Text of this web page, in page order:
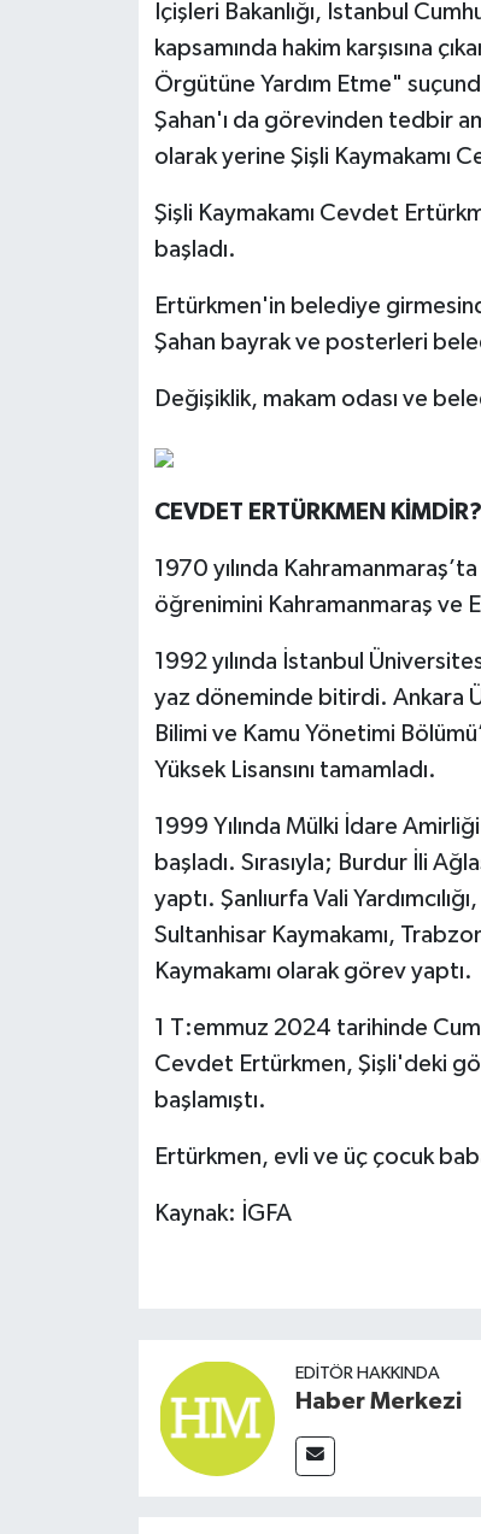
İçişleri Bakanlığı, İstanbul
kapsamında hakim karşısına
Örgütüne Yardım Etme"
Şahan'ı da görevinden tedbir
olarak yerine Şişli Kaymakamı
Şişli Kaymakamı Cevdet
başladı.
Ertürkmen'in belediye
Şahan bayrak ve posterleri
Değişiklik, makam odası ve
CEVDET ERTÜRKMEN KİMDİR?
1970 yılında
öğrenimini Kahramanmaraş ve
1992 yılında İstanbul
yaz döneminde bitirdi. Ankara
Bilimi ve Kamu Yönetimi
Yüksek Lisansını tamamladı.
1999 Yılında Mülki İdare
başladı. Sırasıyla; Burdur İli
yaptı. Şanlıurfa Vali
Sultanhisar Kaymakamı,
Kaymakamı olarak görev yaptı.
1 T:emmuz 2024 tarihinde
Cevdet Ertürkmen, Şişli'deki
başlamıştı.
Ertürkmen, evli ve üç çocuk
Kaynak: İGFA
EDITÖR HAKKINDA
Haber Merkezi